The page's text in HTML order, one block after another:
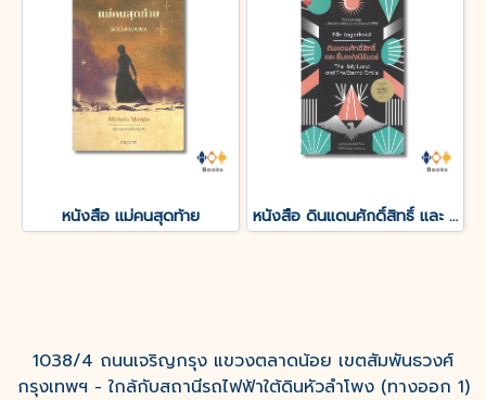
หนังสือ แม่คนสุดท้าย หนังสือ ดินแดนศักดิ์สิทธิ์ และ ยิ้มแห่งนิรันดร์
1038/4 ถนนเจริญกรุง แขวงตลาดน้อย เขตสัมพันธวงศ์
กรุงเทพฯ - ใกล้กับสถานีรถไฟฟ้าใต้ดินหัวลำโพง (ทางออก 1)